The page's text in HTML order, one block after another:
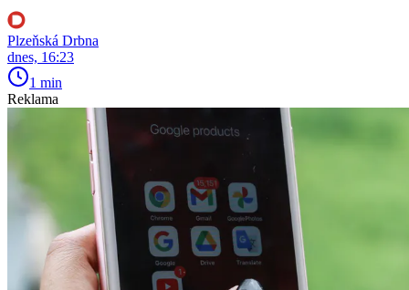
Plzeňská Drbna
dnes, 16:23
1 min
Reklama